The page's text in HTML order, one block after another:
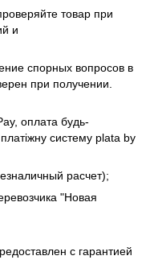
товар при
и
спорных вопросов в
при получении.
оплата будь-
систему plata by
расчет);
"Новая
с гарантией